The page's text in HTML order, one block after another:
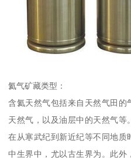
氦气矿藏类型：
含氦天然气包括来自天然气田的
天然气，以及油层中的天然气
在从寒武纪到新近纪等不同地质
中生界中，尤以古生界为。此外